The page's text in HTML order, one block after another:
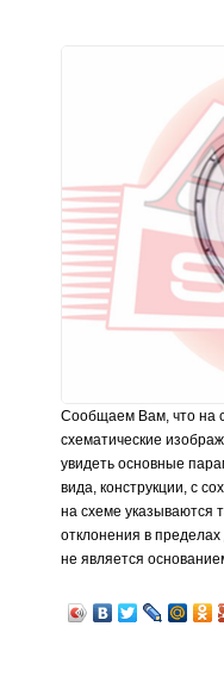
Сообщаем Вам, что на
схематические
увидеть основные
вида, конструкции, с
на схеме указываются
отклонения в
не является